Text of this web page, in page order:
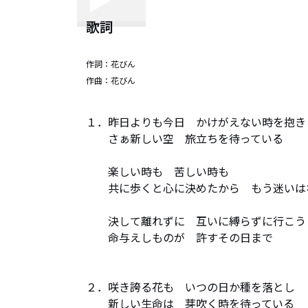
歌詞
作詞： 花びん
作曲： 花びん
１．昨日よりも今日　かけがえない時を抱
さぁ新しい空　旅立ちを待っている
楽しい時も　苦しい時も
共に歩くと心に決めたから　もう迷いは
決して離れずに　互いに縛らずに行こう
命与えしものが　許すその日まで
２．咲き誇る花も　いつの日か種を落とし
新しい生命は　芽吹く時を待っている